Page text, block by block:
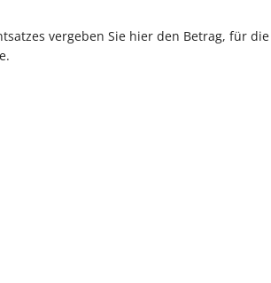
vergeben Sie hier den Betrag, für